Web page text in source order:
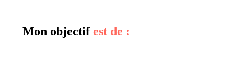
Mon objectif est de :